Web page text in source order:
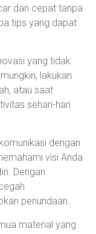
dan cepat tanpa
tips yang dapat
yang tidak
lakukan
atau saat
sehari-hari
dengan
visi Anda
Dengan
penundaan.
material yang